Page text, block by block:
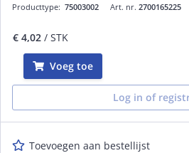
Art. nr. 2700165225
Producttype: 75003002
€ 4,02 / STK
Voeg toe
Log in of
Toevoegen aan bestellijst